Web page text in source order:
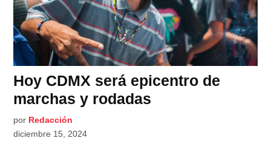
Hoy CDMX será epicentro de
marchas y rodadas
por Redacción
diciembre 15, 2024